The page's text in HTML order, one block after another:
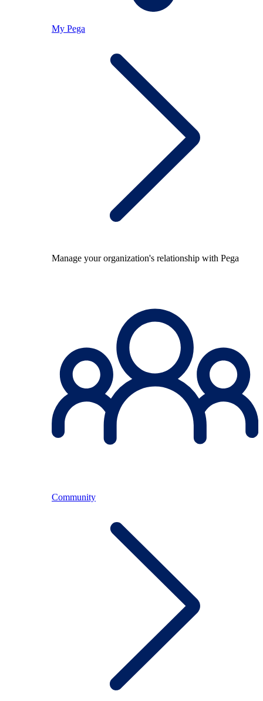
My Pega
Manage your organization's relationship with Pega
Community